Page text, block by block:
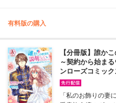
有料版の購入
【分冊版】誰か
～契約から始ま
ンローズコミック
「私のお飾りの妻